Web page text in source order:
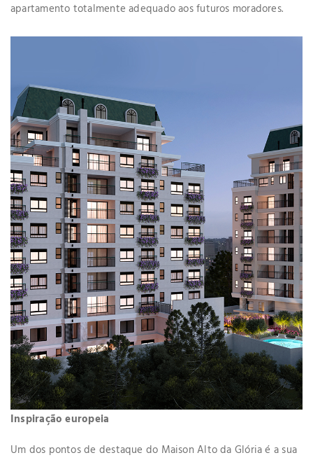
apartamento totalmente adequado aos futuros moradores.
Inspiração europeia
Um dos pontos de destaque do Maison Alto da Glória é a sua